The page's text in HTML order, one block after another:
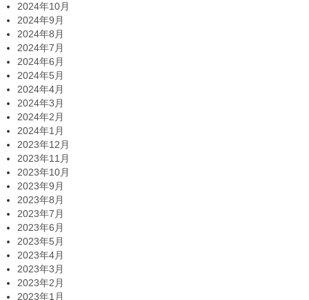
2024年10月
2024年9月
2024年8月
2024年7月
2024年6月
2024年5月
2024年4月
2024年3月
2024年2月
2024年1月
2023年12月
2023年11月
2023年10月
2023年9月
2023年8月
2023年7月
2023年6月
2023年5月
2023年4月
2023年3月
2023年2月
2023年1月